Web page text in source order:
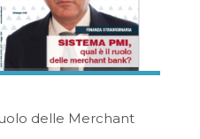
delle Merchant